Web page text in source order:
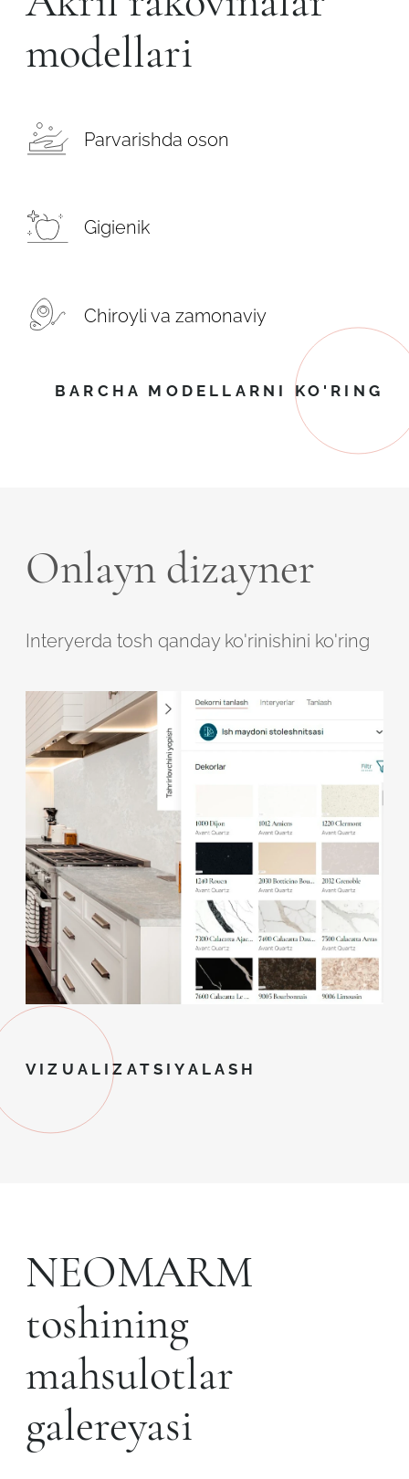
modellari
Parvarishda oson
Gigienik
Chiroyli va zamonaviy
BARCHA MODELLARNI KO'RING
Onlayn dizayner
Interyerda tosh qanday ko'rinishini ko'ring
VIZUALIZATSIYALASH
NEOMARM
toshining
mahsulotlar
galereyasi